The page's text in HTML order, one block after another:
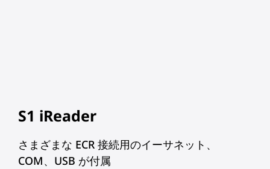
S1 iReader
さまざまな ECR 接続用のイーサネット、
COM、USB が付属